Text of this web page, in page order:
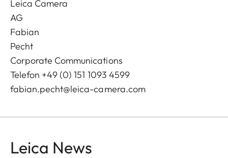
Leica Camera
AG
Fabian
Pecht
Corporate Communications
Telefon +49 (0) 151 1093 4599
fabian.pecht@leica-camera.com
Leica News